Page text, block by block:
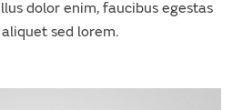
dolor enim, faucibus egestas
sed lorem.